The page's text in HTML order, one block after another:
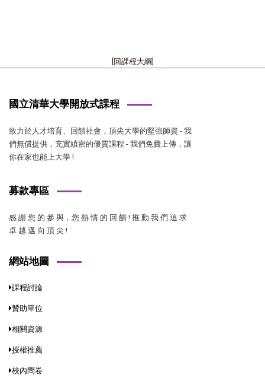
[回課程大綱]
國立清華大學開放式課程
致力於人才培育、回饋社會，頂尖大學的堅強師資 - 我
們無償提供，充實縝密的優質課程 - 我們免費上傳，讓
你在家也能上大學 !
募款專區
感 謝 您 的 參 與，您 熱 情 的 回 饋 ! 推 動 我 們 追 求
卓 越 邁 向 頂 尖 !
網站地圖
課程討論
贊助單位
相關資源
授權推薦
校內問卷